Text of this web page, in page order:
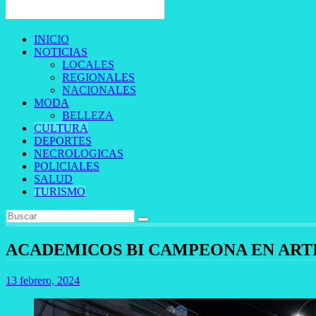
INICIO
NOTICIAS
LOCALES
REGIONALES
NACIONALES
MODA
BELLEZA
CULTURA
DEPORTES
NECROLOGICAS
POLICIALES
SALUD
TURISMO
ACADEMICOS BI CAMPEONA EN
13 febrero, 2024